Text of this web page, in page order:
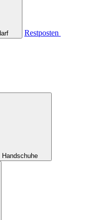
Restposten
Handschuhe